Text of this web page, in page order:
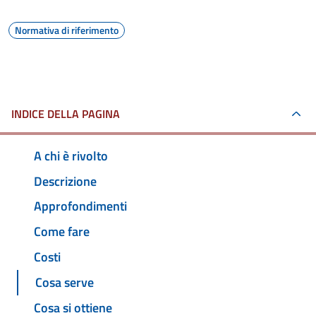
Normativa di riferimento
INDICE DELLA PAGINA
A chi è rivolto
Descrizione
Approfondimenti
Come fare
Costi
Cosa serve
Cosa si ottiene